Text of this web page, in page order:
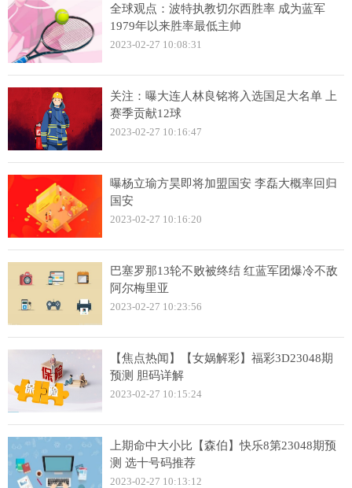
全球观点：波特执教切尔西胜率 成为蓝军
1979年以来胜率最低主帅
2023-02-27 10:08:31
关注：曝大连人林良铭将入选国足大名单 上
赛季贡献12球
2023-02-27 10:16:47
曝杨立瑜方昊即将加盟国安 李磊大概率回归
国安
2023-02-27 10:16:20
巴塞罗那13轮不败被终结 红蓝军团爆冷不敌
阿尔梅里亚
2023-02-27 10:23:56
【焦点热闻】【女娲解彩】福彩3D23048期
预测 胆码详解
2023-02-27 10:15:24
上期命中大小比【森伯】快乐8第23048期预
测 选十号码推荐
2023-02-27 10:13:12